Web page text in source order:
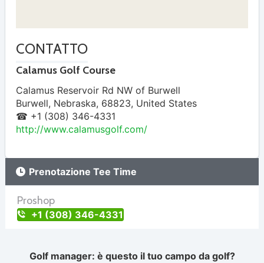
CONTATTO
Calamus Golf Course
Calamus Reservoir Rd NW of Burwell
Burwell, Nebraska, 68823, United States
☎ +1 (308) 346-4331
http://www.calamusgolf.com/
Prenotazione Tee Time
Proshop
+1 (308) 346-4331
Golf manager: è questo il tuo campo da golf?